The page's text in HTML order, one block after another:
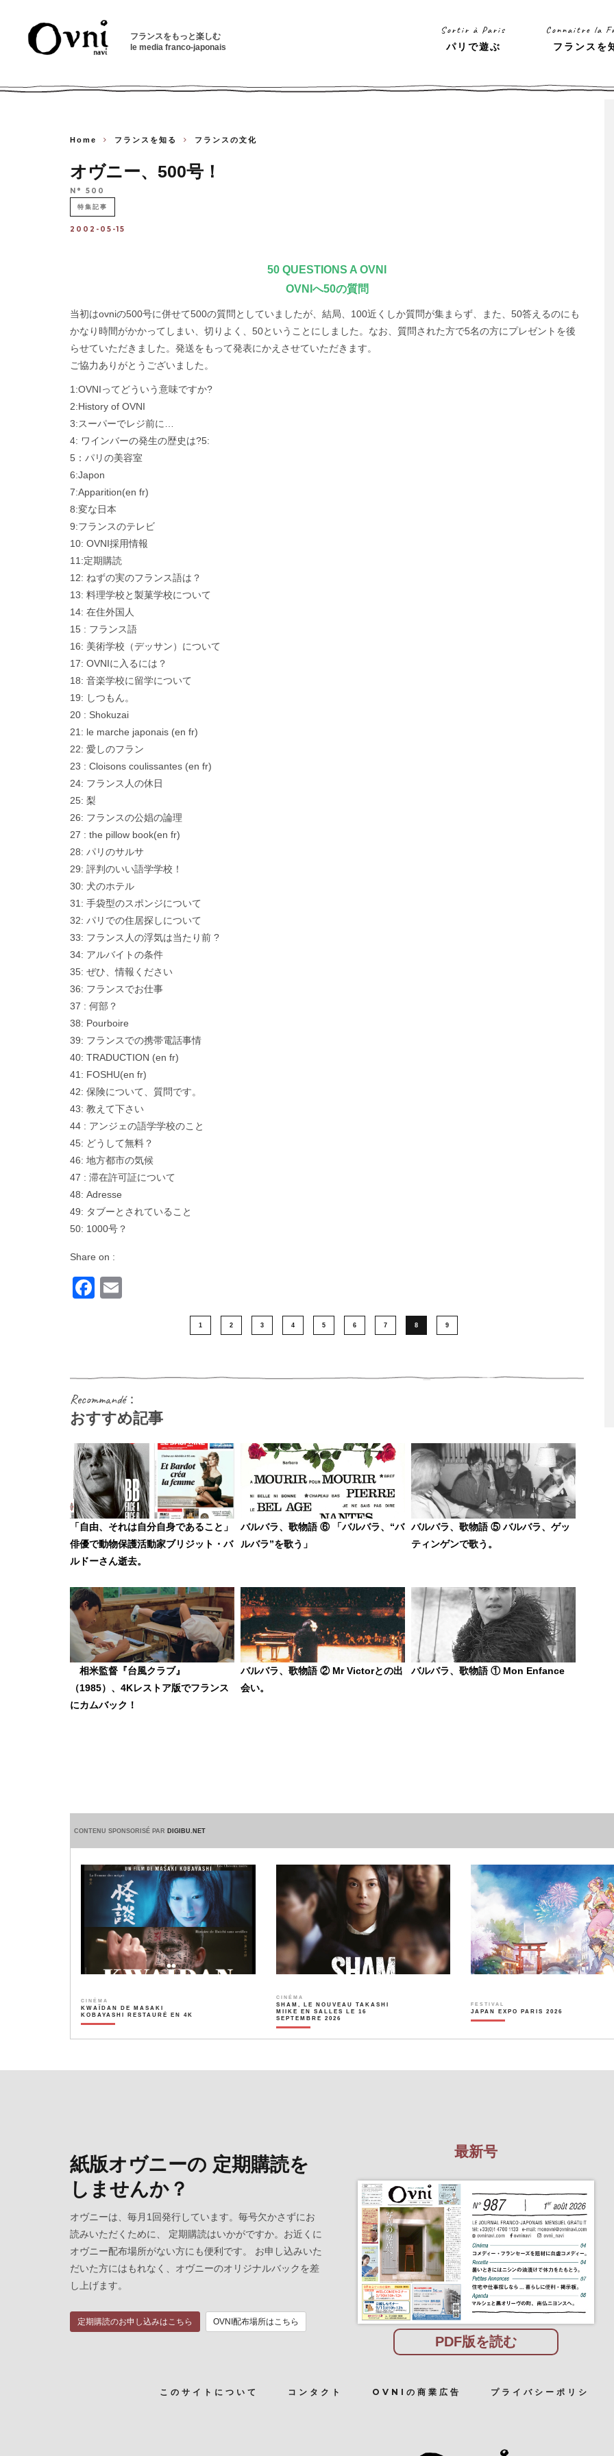
フランスをもっと楽しむ
le media franco-japonais
Sortir à Paris
パリで遊ぶ
Connaitre la
フランスを
Home フランスを知る フランスの文化
オヴニー、500号！
N° 500
特集記事
2002-05-15
50 QUESTIONS A OVNI
OVNIへ50の質問
当初はovniの500号に併せて500の質問としていましたが、結局、100近くしか質問が集まらず、また、50答えるのにも
かなり時間がかかってしまい、切りよく、50ということにしました。なお、質問された方で5名の方にプレゼントを後
らせていただきました。発送をもって発表にかえさせていただきます。
ご協力ありがとうございました。
1:OVNIってどういう意味ですか?
2:History of OVNI
3:スーパーでレジ前に…
4: ワインバーの発生の歴史は?5:
5：パリの美容室
6:Japon
7:Apparition(en fr)
8:変な日本
9:フランスのテレビ
10: OVNI採用情報
11:定期購読
12: ねずの実のフランス語は？
13: 料理学校と製菓学校について
14: 在住外国人
15 : フランス語
16: 美術学校（デッサン）について
17: OVNIに入るには？
18: 音楽学校に留学について
19: しつもん。
20 : Shokuzai
21: le marche japonais (en fr)
22: 愛しのフラン
23 : Cloisons coulissantes (en fr)
24: フランス人の休日
25: 梨
26: フランスの公娼の論理
27 : the pillow book(en fr)
28: パリのサルサ
29: 評判のいい語学学校！
30: 犬のホテル
31: 手袋型のスポンジについて
32: パリでの住居探しについて
33: フランス人の浮気は当たり前 ?
34: アルバイトの条件
35: ぜひ、情報ください
36: フランスでお仕事
37 : 何部？
38: Pourboire
39: フランスでの携帯電話事情
40: TRADUCTION (en fr)
41: FOSHU(en fr)
42: 保険について、質問です。
43: 教えて下さい
44 : アンジェの語学学校のこと
45: どうして無料？
46: 地方都市の気候
47 : 滞在許可証について
48: Adresse
49: タブーとされていること
50: 1000号？
Share on :
Facebook
1 2 3 4 5 6 7 8 9
Recommandé：
おすすめ記事
「自由、それは自分自身であること」
俳優で動物保護活動家ブリジット・バ
ルドーさん逝去。
バルバラ、歌物語 ⑥ 「バルバラ、“バ
ルバラ”を歌う」
バルバラ、歌物語 ⑤ バルバラ、ゲッ
ティンゲンで歌う。
相米監督『台風クラブ』
（1985）、4Kレストア版でフランス
にカムバック！
バルバラ、歌物語 ② Mr Victorとの出
会い。
バルバラ、歌物語 ① Mon Enfance
CONTENU SPONSORISÉ PAR DIGIBU.NET
CINÉMA
KWAÏDAN DE MASAKI
KOBAYASHI RESTAURÉ EN 4K
CINÉMA
SHAM, LE NOUVEAU TAKASHI
MIIKE EN SALLES LE 16
SEPTEMBRE 2026
FESTIVAL
JAPAN EXPO PARIS 2026
紙版オヴニーの 定期購読を
しませんか？
オヴニーは、毎月1回発行しています。毎号欠かさずにお
読みいただくために、 定期購読はいかがですか。お近くに
オヴニー配布場所がない方にも便利です。 お申し込みいた
だいた方にはもれなく、オヴニーのオリジナルバックを差
し上げます。
定期購読のお申し込みはこちら OVNI配布場所はこちら
最新号
PDF版を読む
このサイトについて コンタクト OVNIの商業広告 プライバシーポリシ